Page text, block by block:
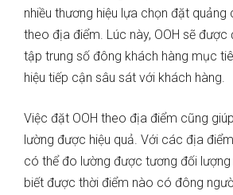
nhiều thương hiệu lựa chọn đặt
theo địa điểm. Lúc này, OOH sẽ được
tập trung số đông khách hàng mục
hiệu tiếp cận sâu sát với khách hàng.
Việc đặt OOH theo địa điểm cũng
lường được hiệu quả. Với các địa
có thể đo lường được tương đối
biết được thời điểm nào có đông